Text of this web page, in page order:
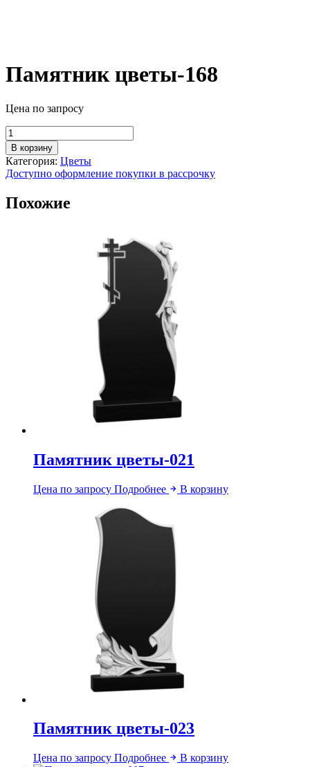
Памятник цветы-168
Цена по запросу
Количество
товара
Памятник
цветы-168
В корзину
Категория: Цветы
Доступно оформление покупки в рассрочку
Похожие
Памятник цветы-021
Цена по запросу Подробнее В корзину
Памятник цветы-023
Цена по запросу Подробнее В корзину